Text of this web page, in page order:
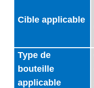
Cible applicable
Type de
bouteille
applicable